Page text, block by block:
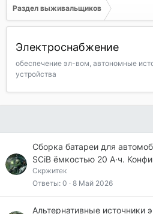
Раздел выживальщиков
Электроснабжение
обеспечение эл-вом, автономные
устройства
Сборка батареи для
SCiB ёмкостью 20 А·ч.
Скржитек
Ответы 0 8 Май 2026
Альтернативные источники